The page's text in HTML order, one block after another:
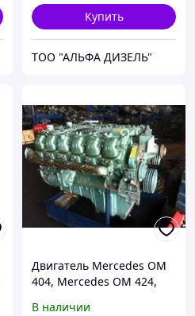
Купить
ТОО "АЛЬФА ДИЗЕЛЬ"
Двигатель Mercedes OM
404, Mercedes OM 424,
В наличии